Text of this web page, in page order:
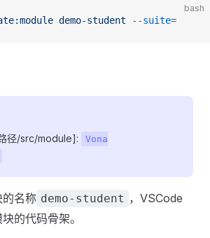
bash
demo-student --suite=
径/src/module]:
Vona
名称 demo-student ，VSCode
的代码骨架。